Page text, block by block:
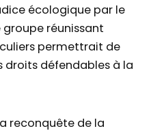
écologique par le
groupe réunissant
permettrait de
droits défendables à la
reconquête de la